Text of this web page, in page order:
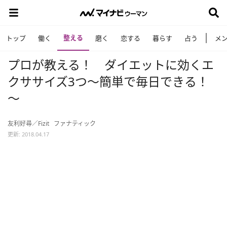
トップ 働く 整える 磨く 恋する 暮らす 占う メ
プロが教える！ ダイエットに効くエ
クササイズ3つ～簡単で毎日できる！
～
友利好尋／Fizit ファナティック
更新: 2018.04.17